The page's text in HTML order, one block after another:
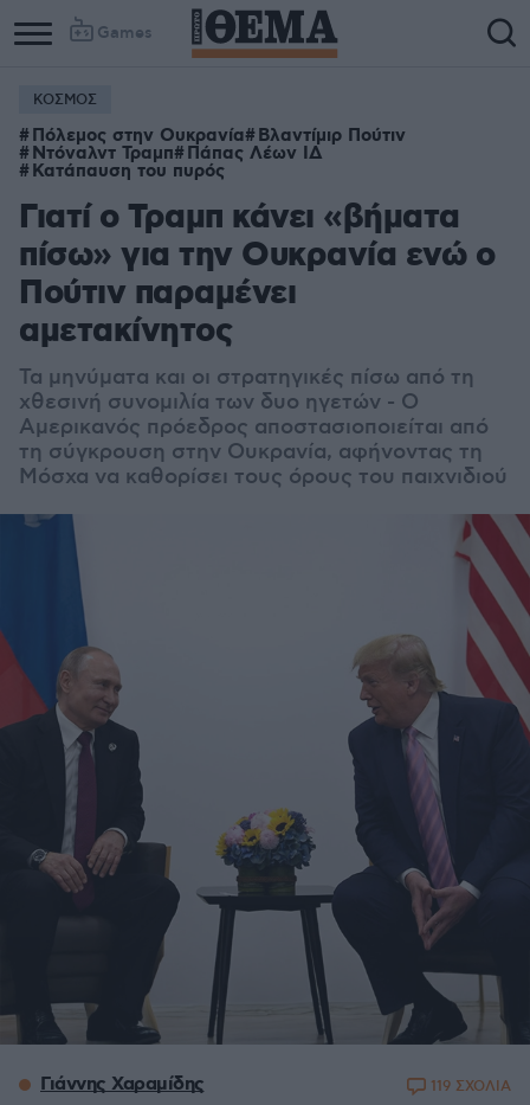
Games
ΚΟΣΜΟΣ
Πόλεμος στην Ουκρανία Βλαντίμιρ Πούτιν
Ντόναλντ Τραμπ Πάπας Λέων ΙΔ
Κατάπαυση του πυρός
Γιατί ο Τραμπ κάνει «βήματα
πίσω» για την Ουκρανία ενώ ο
Πούτιν παραμένει
αμετακίνητος
Τα μηνύματα και οι στρατηγικές πίσω από τη
χθεσινή συνομιλία των δυο ηγετών - Ο
Αμερικανός πρόεδρος αποστασιοποιείται από
τη σύγκρουση στην Ουκρανία, αφήνοντας τη
Μόσχα να καθορίσει τους όρους του παιχνιδιού
Γιάννης Χαραμίδης 119 ΣΧΟΛΙΑ